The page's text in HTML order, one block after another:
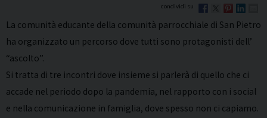
La comunità educante della comunità parrocchiale di San Pietro
ha organizzato un percorso dove tutti sono protagonisti dell’
“ascolto”.
Si tratta di tre incontri dove insieme si parlerà di quello che ci
accade nel periodo dopo la pandemia, nel rapporto con i social
e nella comunicazione in famiglia, dove spesso non ci capiamo.